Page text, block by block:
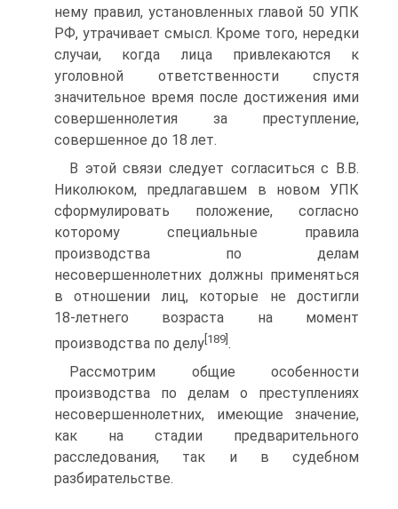
нему правил, установленных главой 50 УПК
РФ, утрачивает смысл. Кроме того, нередки
случаи, когда лица привлекаются к
уголовной ответственности спустя
значительное время после достижения ими
совершеннолетия за преступление,
совершенное до 18 лет.
В этой связи следует согласиться с В.В.
Николюком, предлагавшем в новом УПК
сформулировать положение, согласно
которому специальные правила
производства по делам
несовершеннолетних должны применяться
в отношении лиц, которые не достигли
18‑летнего возраста на момент
производства по делу [189] .
Рассмотрим общие особенности
производства по делам о преступлениях
несовершеннолетних, имеющие значение,
как на стадии предварительного
расследования, так и в судебном
разбирательстве.